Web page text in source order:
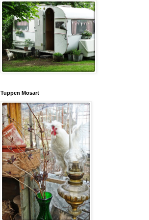
Tuppen Mosart